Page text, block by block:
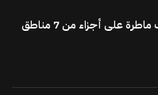
على أجزاء من 7 مناطق